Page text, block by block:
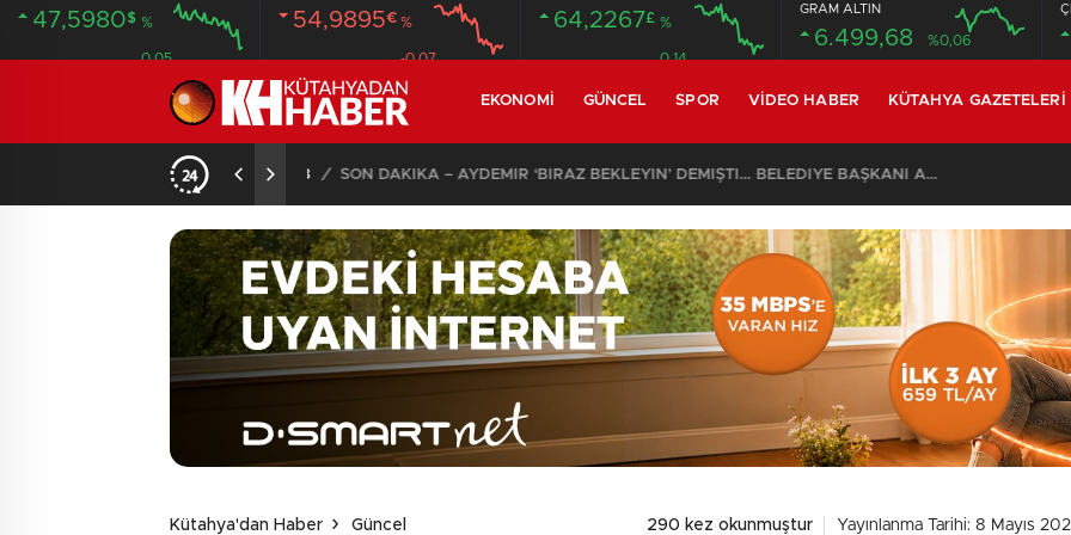
47,5980$ %
0.05
54,9895€ %
-0.07
64,2267£ %
0.14
GRAM ALTIN
6.499,68 %0,06
EKONOMI GÜNCEL SPOR VIDEO HABER KÜTAHYA GAZETELERI
12:49 / 17 YAŞINDAKİ GENCİN CANSIZ BEDENİ ORMANLIK ALANDA BULUNDU
Kütahya'dan Haber Güncel 290 kez okunmuştur Yayınlanma Tarihi: 8 Mayıs